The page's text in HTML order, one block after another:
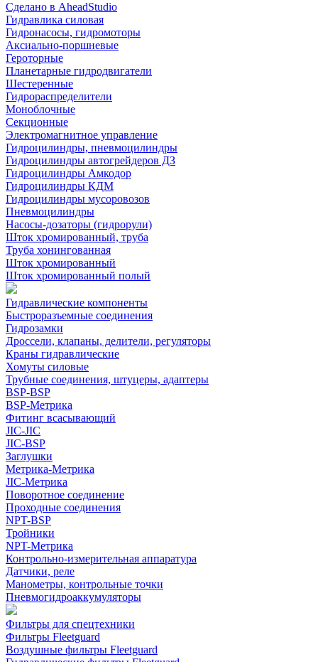
Сделано в AheadStudio
Гидравлика силовая
Гидронасосы, гидромоторы
Аксиально-поршневые
Героторные
Планетарные гидродвигатели
Шестеренные
Гидрораспределители
Моноблочные
Секционные
Электромагнитное управление
Гидроцилиндры, пневмоцилиндры
Гидроцилиндры автогрейдеров ДЗ
Гидроцилиндры Амкодор
Гидроцилиндры КДМ
Гидроцилиндры мусоровозов
Пневмоцилиндры
Насосы-дозаторы (гидрорули)
Шток хромированный, труба
Труба хонингованная
Шток хромированный
Шток хромированный полый
Гидравлические компоненты
Быстроразъемные соединения
Гидрозамки
Дроссели, клапаны, делители, регуляторы
Краны гидравлические
Хомуты силовые
Трубные соединения, штуцеры, адаптеры
BSP-BSP
BSP-Метрика
Фитинг всасывающий
JIC-JIC
JIC-BSP
Заглушки
Метрика-Метрика
JIC-Метрика
Поворотное соединение
Проходные соединения
NPT-BSP
Тройники
NPT-Метрика
Контрольно-измерительная аппаратура
Датчики, реле
Манометры, контрольные точки
Пневмогидроаккумуляторы
Фильтры для спецтехники
Фильтры Fleetguard
Воздушные фильтры Fleetguard